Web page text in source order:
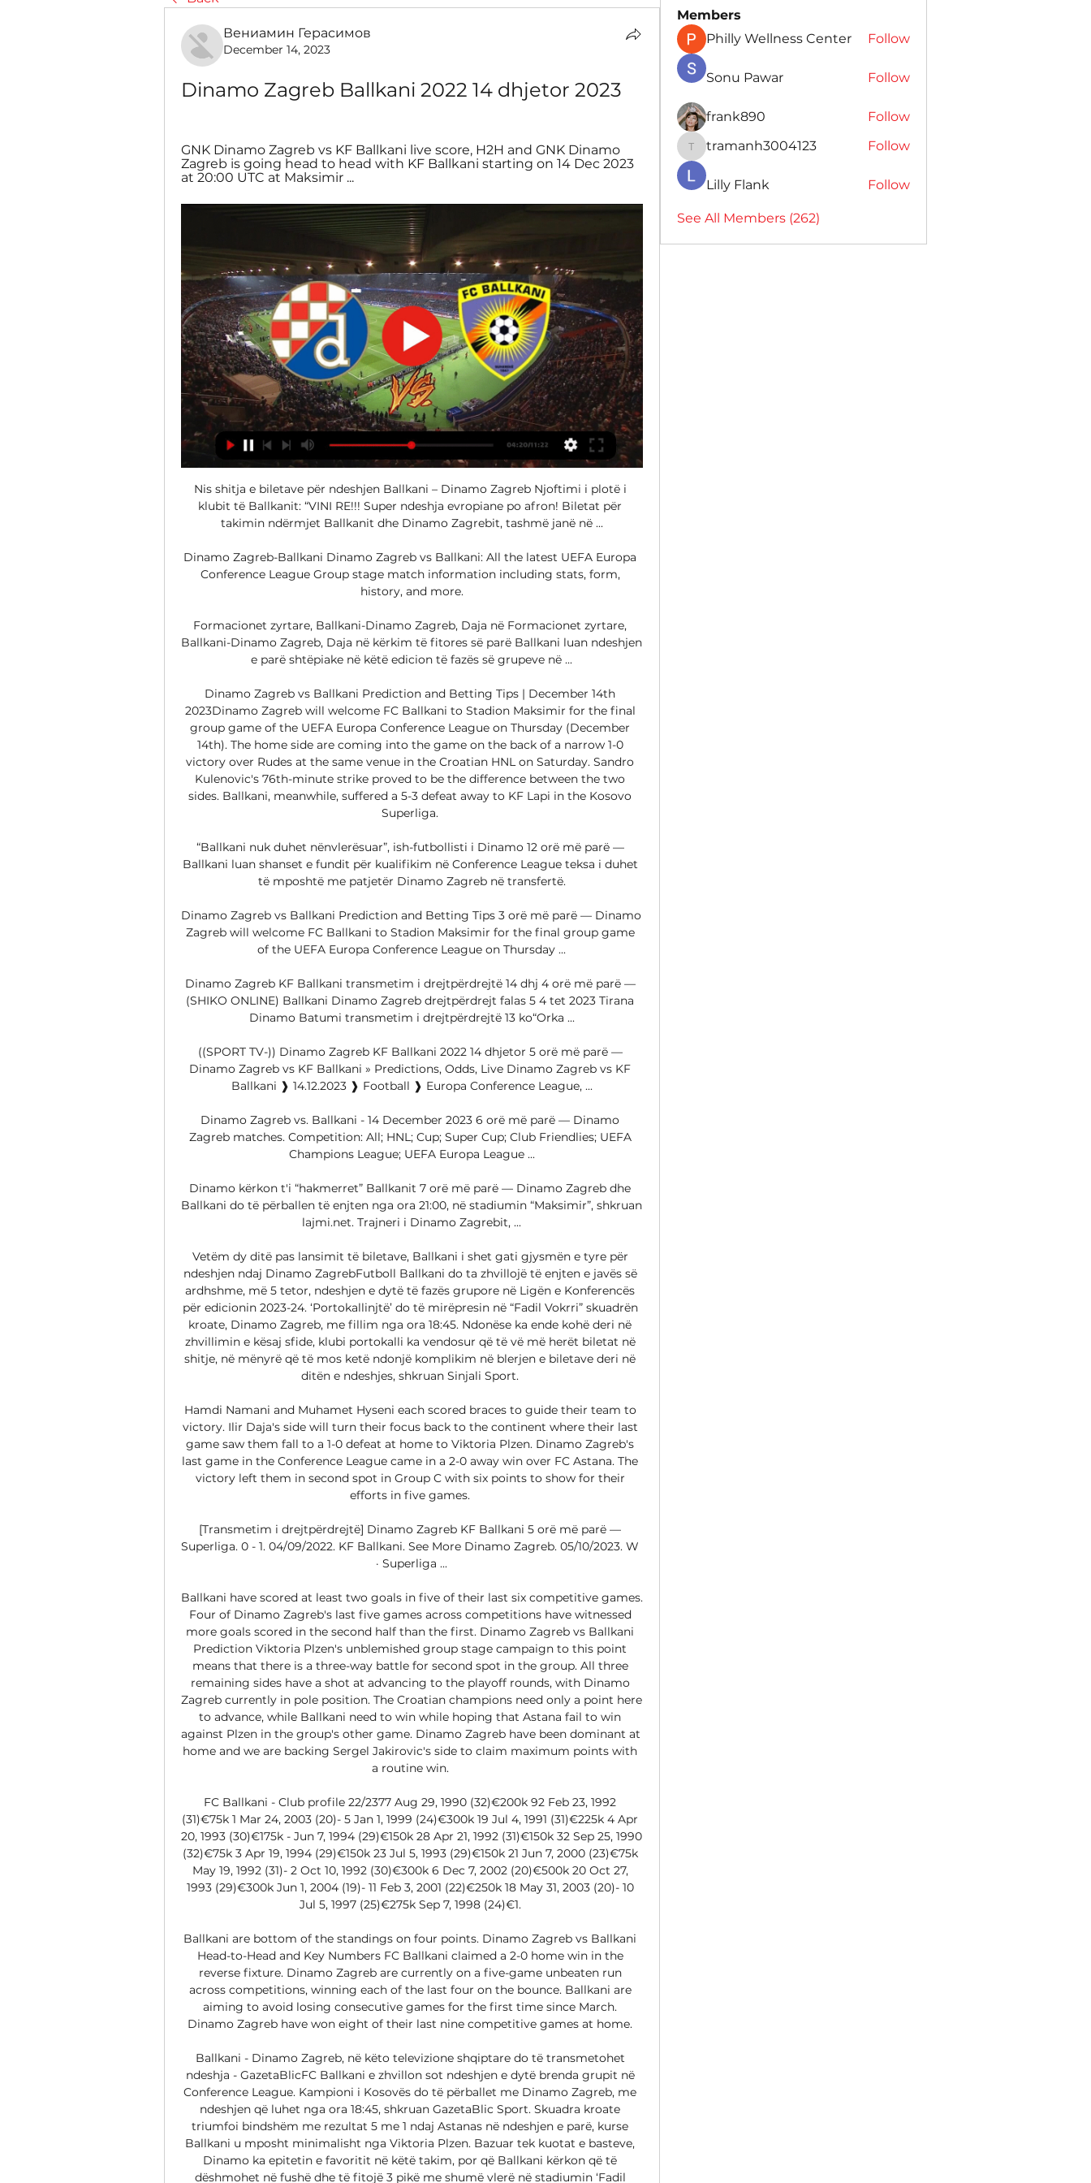
Вениамин Герасимов
December 14, 2023
Dinamo Zagreb Ballkani 2022 14 dhjetor 2023
GNK Dinamo Zagreb vs KF Ballkani live score, H2H and GNK Dinamo
Zagreb is going head to head with KF Ballkani starting on 14 Dec 2023
at 20:00 UTC at Maksimir ...
Nis shitja e biletave për ndeshjen Ballkani – Dinamo Zagreb Njoftimi i plotë i
klubit të Ballkanit: “VINI RE!!! Super ndeshja evropiane po afron! Biletat për
takimin ndërmjet Ballkanit dhe Dinamo Zagrebit, tashmë janë në ...
Dinamo Zagreb-Ballkani Dinamo Zagreb vs Ballkani: All the latest UEFA Europa
Conference League Group stage match information including stats, form,
history, and more.
Formacionet zyrtare, Ballkani-Dinamo Zagreb, Daja në Formacionet zyrtare,
Ballkani-Dinamo Zagreb, Daja në kërkim të fitores së parë Ballkani luan ndeshjen
e parë shtëpiake në këtë edicion të fazës së grupeve në ...
Dinamo Zagreb vs Ballkani Prediction and Betting Tips | December 14th
2023Dinamo Zagreb will welcome FC Ballkani to Stadion Maksimir for the final
group game of the UEFA Europa Conference League on Thursday (December
14th). The home side are coming into the game on the back of a narrow 1-0
victory over Rudes at the same venue in the Croatian HNL on Saturday. Sandro
Kulenovic's 76th-minute strike proved to be the difference between the two
sides. Ballkani, meanwhile, suffered a 5-3 defeat away to KF Lapi in the Kosovo
Superliga.
“Ballkani nuk duhet nënvlerësuar”, ish-futbollisti i Dinamo 12 orë më parë —
Ballkani luan shanset e fundit për kualifikim në Conference League teksa i duhet
të mposhtë me patjetër Dinamo Zagreb në transfertë.
Dinamo Zagreb vs Ballkani Prediction and Betting Tips 3 orë më parë — Dinamo
Zagreb will welcome FC Ballkani to Stadion Maksimir for the final group game
of the UEFA Europa Conference League on Thursday ...
Dinamo Zagreb KF Ballkani transmetim i drejtpërdrejtë 14 dhj 4 orë më parë —
(SHIKO ONLINE) Ballkani Dinamo Zagreb drejtpërdrejt falas 5 4 tet 2023 Tirana
Dinamo Batumi transmetim i drejtpërdrejtë 13 ko“Orka ...
((SPORT TV-)) Dinamo Zagreb KF Ballkani 2022 14 dhjetor 5 orë më parë —
Dinamo Zagreb vs KF Ballkani » Predictions, Odds, Live Dinamo Zagreb vs KF
Ballkani ❱ 14.12.2023 ❱ Football ❱ Europa Conference League, ...
Dinamo Zagreb vs. Ballkani - 14 December 2023 6 orë më parë — Dinamo
Zagreb matches. Competition: All; HNL; Cup; Super Cup; Club Friendlies; UEFA
Champions League; UEFA Europa League ...
Dinamo kërkon t'i “hakmerret” Ballkanit 7 orë më parë — Dinamo Zagreb dhe
Ballkani do të përballen të enjten nga ora 21:00, në stadiumin “Maksimir”, shkruan
lajmi.net. Trajneri i Dinamo Zagrebit, ...
Vetëm dy ditë pas lansimit të biletave, Ballkani i shet gati gjysmën e tyre për
ndeshjen ndaj Dinamo ZagrebFutboll Ballkani do ta zhvillojë të enjten e javës së
ardhshme, më 5 tetor, ndeshjen e dytë të fazës grupore në Ligën e Konferencës
për edicionin 2023-24. ‘Portokallinjtë’ do të mirëpresin në “Fadil Vokrri” skuadrën
kroate, Dinamo Zagreb, me fillim nga ora 18:45. Ndonëse ka ende kohë deri në
zhvillimin e kësaj sfide, klubi portokalli ka vendosur që të vë më herët biletat në
shitje, në mënyrë që të mos ketë ndonjë komplikim në blerjen e biletave deri në
ditën e ndeshjes, shkruan Sinjali Sport.
Hamdi Namani and Muhamet Hyseni each scored braces to guide their team to
victory. Ilir Daja's side will turn their focus back to the continent where their last
game saw them fall to a 1-0 defeat at home to Viktoria Plzen. Dinamo Zagreb's
last game in the Conference League came in a 2-0 away win over FC Astana. The
victory left them in second spot in Group C with six points to show for their
efforts in five games.
[Transmetim i drejtpërdrejtë] Dinamo Zagreb KF Ballkani 5 orë më parë —
Superliga. 0 - 1. 04/09/2022. KF Ballkani. See More Dinamo Zagreb. 05/10/2023. W
· Superliga ...
Ballkani have scored at least two goals in five of their last six competitive games.
Four of Dinamo Zagreb's last five games across competitions have witnessed
more goals scored in the second half than the first. Dinamo Zagreb vs Ballkani
Prediction Viktoria Plzen's unblemished group stage campaign to this point
means that there is a three-way battle for second spot in the group. All three
remaining sides have a shot at advancing to the playoff rounds, with Dinamo
Zagreb currently in pole position. The Croatian champions need only a point here
to advance, while Ballkani need to win while hoping that Astana fail to win
against Plzen in the group's other game. Dinamo Zagreb have been dominant at
home and we are backing Sergel Jakirovic's side to claim maximum points with
a routine win.
FC Ballkani - Club profile 22/2377 Aug 29, 1990 (32)€200k 92 Feb 23, 1992
(31)€75k 1 Mar 24, 2003 (20)- 5 Jan 1, 1999 (24)€300k 19 Jul 4, 1991 (31)€225k 4 Apr
20, 1993 (30)€175k - Jun 7, 1994 (29)€150k 28 Apr 21, 1992 (31)€150k 32 Sep 25, 1990
(32)€75k 3 Apr 19, 1994 (29)€150k 23 Jul 5, 1993 (29)€150k 21 Jun 7, 2000 (23)€75k
May 19, 1992 (31)- 2 Oct 10, 1992 (30)€300k 6 Dec 7, 2002 (20)€500k 20 Oct 27,
1993 (29)€300k Jun 1, 2004 (19)- 11 Feb 3, 2001 (22)€250k 18 May 31, 2003 (20)- 10
Jul 5, 1997 (25)€275k Sep 7, 1998 (24)€1.
Ballkani are bottom of the standings on four points. Dinamo Zagreb vs Ballkani
Head-to-Head and Key Numbers FC Ballkani claimed a 2-0 home win in the
reverse fixture. Dinamo Zagreb are currently on a five-game unbeaten run
across competitions, winning each of the last four on the bounce. Ballkani are
aiming to avoid losing consecutive games for the first time since March.
Dinamo Zagreb have won eight of their last nine competitive games at home.
Ballkani - Dinamo Zagreb, në këto televizione shqiptare do të transmetohet
ndeshja - GazetaBlicFC Ballkani e zhvillon sot ndeshjen e dytë brenda grupit në
Conference League. Kampioni i Kosovës do të përballet me Dinamo Zagreb, me
ndeshjen që luhet nga ora 18:45, shkruan GazetaBlic Sport. Skuadra kroate
triumfoi bindshëm me rezultat 5 me 1 ndaj Astanas në ndeshjen e parë, kurse
Ballkani u mposht minimalisht nga Viktoria Plzen. Bazuar tek kuotat e basteve,
Dinamo ka epitetin e favoritit në këtë takim, por që Ballkani kërkon që të
dëshmohet në fushë dhe të fitojë 3 pikë me shumë vlerë në stadiumin ‘Fadil
Members
Philly Wellness Center
Follow
Sonu Pawar Follow
frank890 Follow
tramanh3004123
tramanh3004123 Follow
Lilly Flank Follow
See All Members (262)